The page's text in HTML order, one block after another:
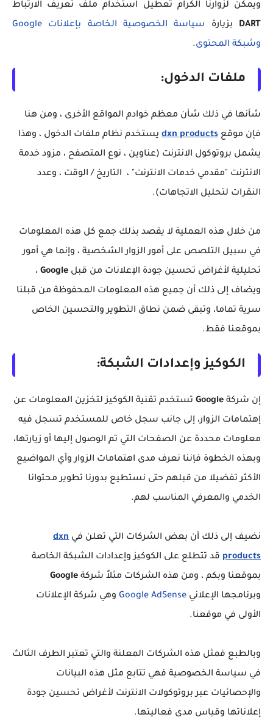
ويمكن لزوارنا الكرام تعطيل استخدام ملف تعريف الارتباط
DART بزيارة
سياسة الخصوصية الخاصة بإعلانات Google
وشبكة المحتوى.
ملفات الدخول:
شأنها في ذلك شأن معظم خوادم المواقع الأخرى ، ومن هنا
فإن موقع dxn products يستخدم نظام ملفات الدخول ، وهذا
يشمل بروتوكول الانترنت (عناوين ، نوع المتصفح ، مزود خدمة
الانترنت "مقدمي خدمات الانترنت" ، التاريخ / الوقت ، وعدد
النقرات لتحليل الاتجاهات).
من خلال هذه العملية لا يقصد بذلك جمع كل هذه المعلومات
في سبيل التلصص على أمور الزوار الشخصية ، وإنما هي أمور
تحليلية لأغراض تحسين جودة الإعلانات من قبل Google ،
ويضاف إلى ذلك أن جميع هذه المعلومات المحفوظة من قبلنا
سرية تماما، وتبقى ضمن نطاق التطوير والتحسين الخاص
بموقعنا فقط.
الكوكيز وإعدادات الشبكة:
إن شركة Google تستخدم تقنية الكوكيز لتخزين المعلومات عن
إهتمامات الزوار، إلى جانب سجل خاص للمستخدم تسجل فيه
معلومات محددة عن الصفحات التي تم الوصول إليها أو زيارتها،
وبهذه الخطوة فإننا نعرف مدى اهتمامات الزوار وأي المواضيع
الأكثر تفضيلا من قبلهم حتى نستطيع بدورنا تطوير محتوانا
الخدمي والمعرفي المناسب لهم.
نضيف إلى ذلك أن بعض الشركات التي تعلن في dxn
products قد تتطلع على الكوكيز وإعدادات الشبكة الخاصة
بموقعنا وبكم ، ومن هذه الشركات مثلاً شركة Google
وبرنامجها الإعلاني Google AdSense وهي شركة الإعلانات
الأولى في موقعنا.
وبالطبع فمثل هذه الشركات المعلنة والتي تعتبر الطرف الثالث
في سياسة الخصوصية فهي تتابع مثل هذه البيانات
والإحصائيات عبر بروتوكولات الانترنت لأغراض تحسين جودة
إعلاناتها وقياس مدى فعاليتها.